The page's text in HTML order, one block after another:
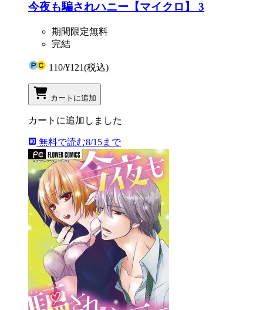
今夜も騙されハニー【マイクロ】 3
期間限定無料
完結
110/¥121(税込)
カートに追加
カートに追加しました
無料で読む8/15まで